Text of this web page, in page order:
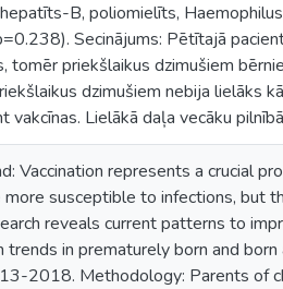
B, poliomielīts,
Secinājums: Pētītajā
tomēr priekšlaikus dzimušiem
dzimušiem nebija lielāks
vakcīnas. Lielākā daļa vecāku
Vaccination represents a crucial
more susceptible to infections, but
reveals current patterns to
trends in prematurely born and
2018. Methodology: Parents of